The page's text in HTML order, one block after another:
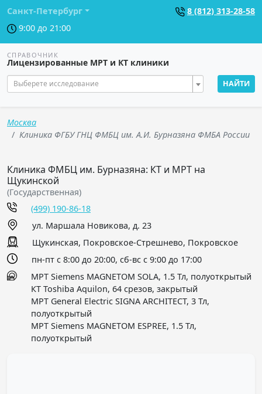
Санкт-Петербург
8 (812) 313-28-58
9:00 до 21:00
СПРАВОЧНИК
Лицензированные МРТ и КТ клиники
Выберете исследование НАЙТИ
Москва
Клиника ФГБУ ГНЦ ФМБЦ им. А.И. Бурназяна ФМБА России
Клиника ФМБЦ им. Бурназяна: КТ и МРТ на
Щукинской
(Государственная)
(499) 190-86-18
ул. Маршала Новикова, д. 23
Щукинская, Покровское-Стрешнево, Покровское
пн-пт с 8:00 до 20:00, сб-вс с 9:00 до 17:00
МРТ Siemens MAGNETOM SOLA, 1.5 Тл, полуоткрытый
КТ Toshiba Aquilon, 64 срезов, закрытый
МРТ General Electric SIGNA ARCHITECT, 3 Тл,
полуоткрытый
МРТ Siemens MAGNETOM ESPREE, 1.5 Тл,
полуоткрытый